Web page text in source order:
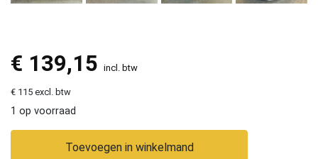
€ 139,15 incl. btw
€ 115 excl. btw
1 op voorraad
Toevoegen in winkelmand